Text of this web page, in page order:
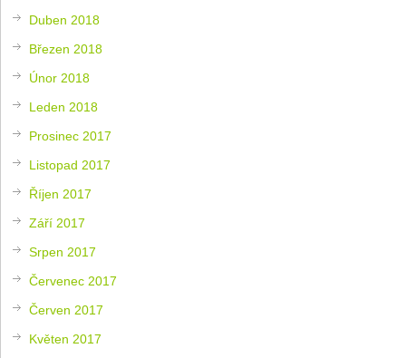
Duben 2018
Březen 2018
Únor 2018
Leden 2018
Prosinec 2017
Listopad 2017
Říjen 2017
Září 2017
Srpen 2017
Červenec 2017
Červen 2017
Květen 2017